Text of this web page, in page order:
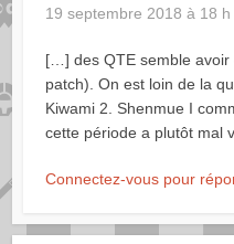
19 septembre 2018 à 18 h
[…] des QTE semble
patch). On est loin de la
Kiwami 2. Shenmue I
cette période a plutôt mal
Connectez-vous pour